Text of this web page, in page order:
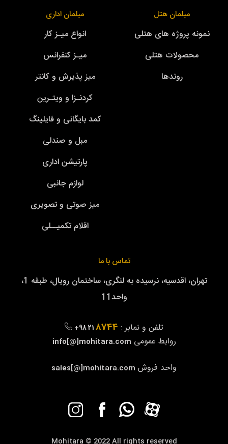
مبلمان هتل
نمونه پروژه های هتلی
محصولات هتلی
روندها
مبلمان اداری
انواع میـز کار
میـز کنفرانس
میز پذیرش و کانتر
کردنـزا و ویتـرین
کمد بایگانی و فایلینگ
مبل و صندلی
پارتیشن اداری
لوازم جانبی
میز صوتی و تصویری
اقلام تکمیــلی
تماس با ما
تهران، اقدسیه، نرسیده به لنگری، ساختمان رویال، طبقه 1،
واحد11
تلفن و نمابر : +98 218744
روابط عمومی info[@]mohitara.com
واحد فروش sales[@]mohitara.com
Mohitara © 2022 All rights reserved